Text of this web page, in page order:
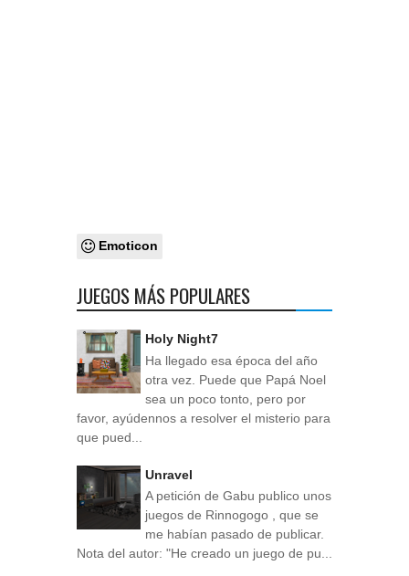
Emoticon
JUEGOS MÁS POPULARES
Holy Night7
Ha llegado esa época del año
otra vez. Puede que Papá Noel
sea un poco tonto, pero por
favor, ayúdennos a resolver el misterio para
que pued...
Unravel
A petición de Gabu publico unos
juegos de Rinnogogo , que se
me habían pasado de publicar.
Nota del autor: "He creado un juego de pu...